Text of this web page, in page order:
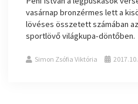
vasárnap bronzérmes lett a
lövéses összetett számában
sportlövő világkupa-döntőben.
Simon Zsófia Viktória